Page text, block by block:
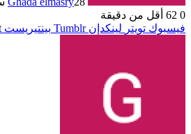
0
أقل من دقيقة
فيسبوك تويتر لينكدإن بينتيريست